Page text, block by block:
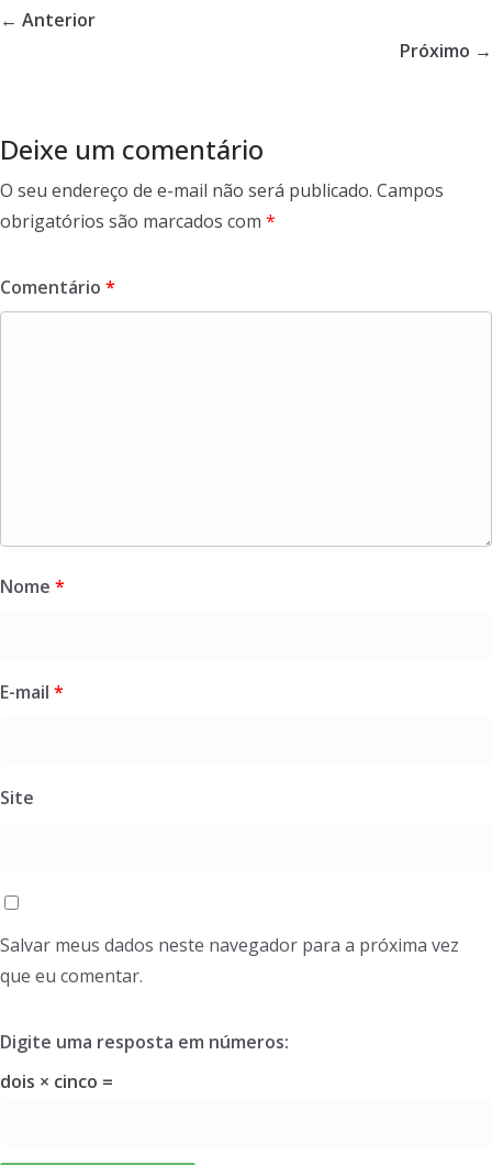
b
← Anterior
Próximo →
Deixe um comentário
O seu endereço de e-mail não será publicado. Campos
obrigatórios são marcados com *
Comentário *
Nome *
E-mail *
Site
Salvar meus dados neste navegador para a próxima vez
que eu comentar.
Digite uma resposta em números:
dois × cinco =